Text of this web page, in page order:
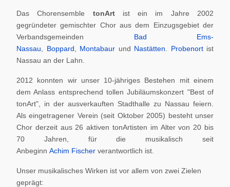
Das Chorensemble tonArt ist ein im Jahre 2002
gegründeter gemischter Chor aus dem Einzugsgebiet der
Verbandsgemeinden Bad Ems-
Nassau
Boppard Montabaur und Nastätten Probenortist
Nassau an der Lahn.
2012 konnten wir unser 10-jähriges Bestehen mit einem
dem Anlass entsprechend tollen Jubiläumskonzert "Best of
tonArt", in der ausverkauften Stadthalle zu Nassau feiern.
Als eingetragener Verein (seit Oktober 2005) besteht unser
Chor derzeit aus 26 aktiven tonArtisten im Alter von 20 bis
70 Jahren, für die musikalisch seit
Anbeginn Achim Fischer verantwortlich ist.
Unser musikalisches Wirken ist vor allem von zwei Zielen
geprägt: